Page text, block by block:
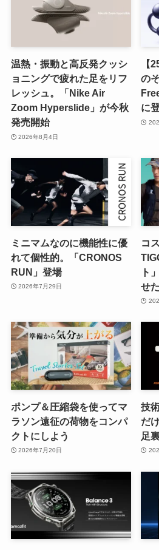
温熱・振動と高反発クッシ
ョニングで疲れた足をリフ
レッシュ。「Nike Air
Zoom Hyperslide」が今秋
発売開始
2026年8月4日
【
の
に
ミニマムなのに機能性に優
れて個性的。「CRONOS
RUN」登場
2026年7月29日
コ
ト
せ
ポンプ＆圧縮袋を使ってマ
ラソン遠征の荷物をコンパ
クトにしよう
2026年7月20日
技
だ
足